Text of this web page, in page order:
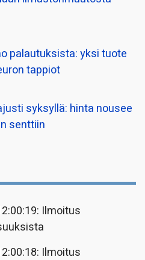
palautuksista: yksi tuote
tappiot
syksyllä: hinta nousee
senttiin
Ilmoitus
Ilmoitus